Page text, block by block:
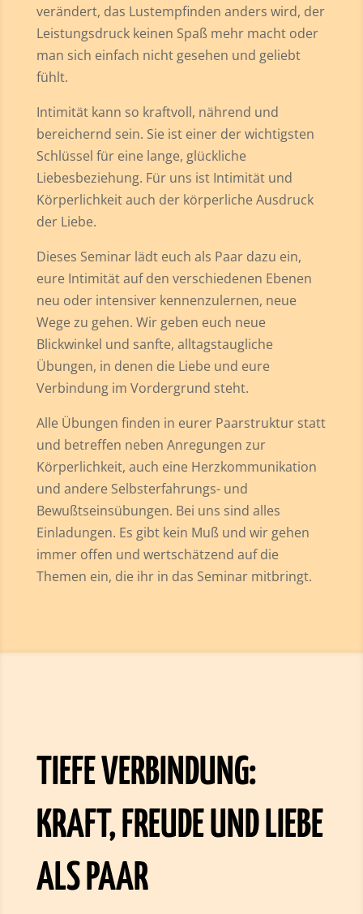
verändert, das Lustempfinden anders wird, der
Leistungsdruck keinen Spaß mehr macht oder
man sich einfach nicht gesehen und geliebt
fühlt.
Intimität kann so kraftvoll, nährend und
bereichernd sein. Sie ist einer der wichtigsten
Schlüssel für eine lange, glückliche
Liebesbeziehung. Für uns ist Intimität und
Körperlichkeit auch der körperliche Ausdruck
der Liebe.
Dieses Seminar lädt euch als Paar dazu ein,
eure Intimität auf den verschiedenen Ebenen
neu oder intensiver kennenzulernen, neue
Wege zu gehen. Wir geben euch neue
Blickwinkel und sanfte, alltagstaugliche
Übungen, in denen die Liebe und eure
Verbindung im Vordergrund steht.
Alle Übungen finden in eurer Paarstruktur statt
und betreffen neben Anregungen zur
Körperlichkeit, auch eine Herzkommunikation
und andere Selbsterfahrungs- und
Bewußtseinsübungen. Bei uns sind alles
Einladungen. Es gibt kein Muß und wir gehen
immer offen und wertschätzend auf die
Themen ein, die ihr in das Seminar mitbringt.
TIEFE VERBINDUNG:
KRAFT, FREUDE UND LIEBE
ALS PAAR